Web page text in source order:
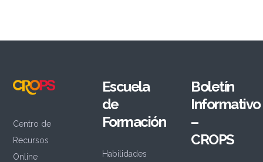
Centro de
Recursos
Online
Escuela
de
Formación
Habilidades
Boletín
Informativo
–
CROPS